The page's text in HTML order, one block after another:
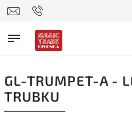
GL-TRUMPET-A -
TRUBKU